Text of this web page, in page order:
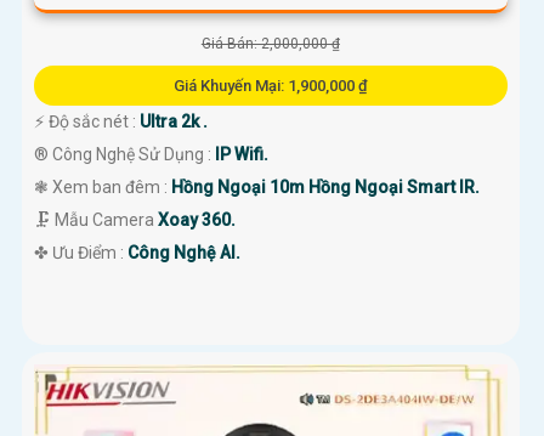
Giá Bán: 2,000,000 ₫
Giá Khuyến Mại: 1,900,000 ₫
️⚡ Độ sắc nét : Ultra 2k .
®️ Công Nghệ Sử Dụng :
IP Wifi.
❃ Xem ban đêm : Hồng Ngoại 10m Hồng Ngoại Smart IR.
🗜️ Mẫu Camera Xoay 360.
️✤ Ưu Điểm : Công Nghệ AI.